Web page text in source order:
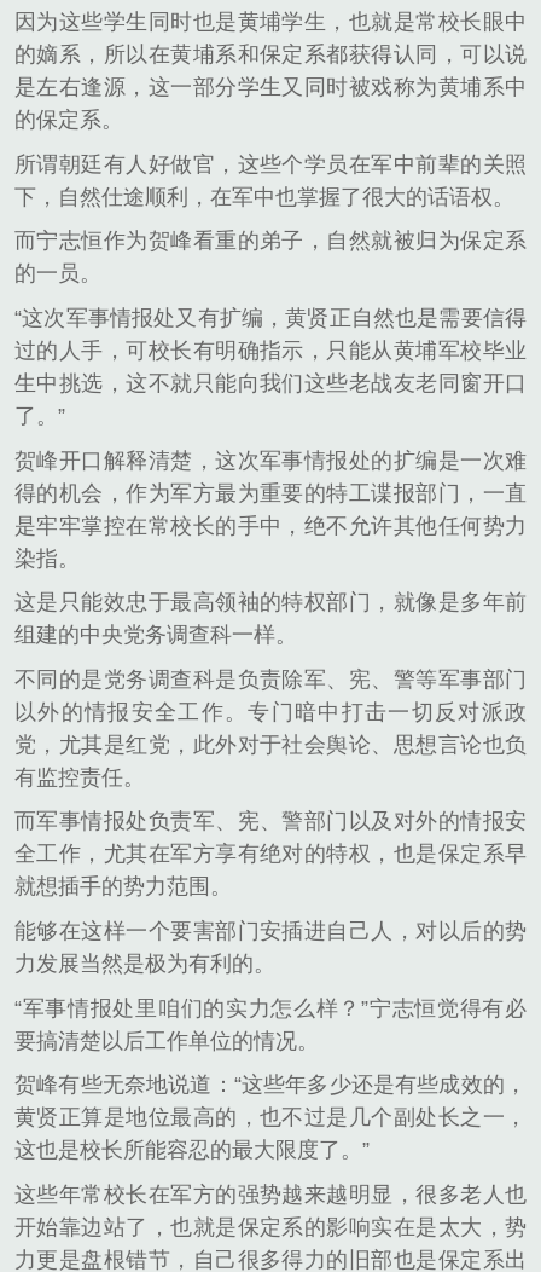
因为这些学生同时也是黄埔学生，也就是常校长眼中
的嫡系，所以在黄埔系和保定系都获得认同，可以说
是左右逢源，这一部分学生又同时被戏称为黄埔系中
的保定系。
所谓朝廷有人好做官，这些个学员在军中前辈的关照
下，自然仕途顺利，在军中也掌握了很大的话语权。
而宁志恒作为贺峰看重的弟子，自然就被归为保定系
的一员。
“这次军事情报处又有扩编，黄贤正自然也是需要信得
过的人手，可校长有明确指示，只能从黄埔军校毕业
生中挑选，这不就只能向我们这些老战友老同窗开口
了。”
贺峰开口解释清楚，这次军事情报处的扩编是一次难
得的机会，作为军方最为重要的特工谍报部门，一直
是牢牢掌控在常校长的手中，绝不允许其他任何势力
染指。
这是只能效忠于最高领袖的特权部门，就像是多年前
组建的中央党务调查科一样。
不同的是党务调查科是负责除军、宪、警等军事部门
以外的情报安全工作。专门暗中打击一切反对派政
党，尤其是红党，此外对于社会舆论、思想言论也负
有监控责任。
而军事情报处负责军、宪、警部门以及对外的情报安
全工作，尤其在军方享有绝对的特权，也是保定系早
就想插手的势力范围。
能够在这样一个要害部门安插进自己人，对以后的势
力发展当然是极为有利的。
“军事情报处里咱们的实力怎么样？”宁志恒觉得有必
要搞清楚以后工作单位的情况。
贺峰有些无奈地说道：“这些年多少还是有些成效的，
黄贤正算是地位最高的，也不过是几个副处长之一，
这也是校长所能容忍的最大限度了。”
这些年常校长在军方的强势越来越明显，很多老人也
开始靠边站了，也就是保定系的影响实在是太大，势
力更是盘根错节，自己很多得力的旧部也是保定系出